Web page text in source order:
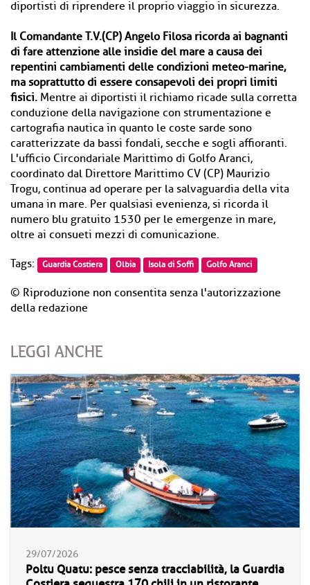
diportisti di riprendere il proprio viaggio in sicurezza.
Il Comandante T.V.(CP) Angelo Filosa ricorda ai bagnanti
di fare attenzione alle insidie del mare a causa dei
repentini cambiamenti delle condizioni meteo-marine,
ma soprattutto di essere consapevoli dei propri limiti
fisici. Mentre ai diportisti il richiamo ricade sulla corretta
conduzione della navigazione con strumentazione e
cartografia nautica in quanto le coste sarde sono
caratterizzate da bassi fondali, secche e sogli affioranti.
L'ufficio Circondariale Marittimo di Golfo Aranci,
coordinato dal Direttore Marittimo CV (CP) Maurizio
Trogu, continua ad operare per la salvaguardia della vita
umana in mare. Per qualsiasi evenienza, si ricorda il
numero blu gratuito 1530 per le emergenze in mare,
oltre ai consueti mezzi di comunicazione.
Tags: Guardia Costiera Olbia Isola di Soffi Golfo Aranci
© Riproduzione non consentita senza l'autorizzazione
della redazione
LEGGI ANCHE
29/07/2026
Poltu Quatu: pesce senza tracciabilità, la Guardia